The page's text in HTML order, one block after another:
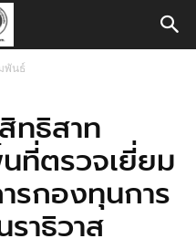
พันธ์
ทธิสาท
ที่ตรวจเยี่ยม
รกองทุนการ
าธิวาส